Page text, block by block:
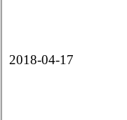
2018-04-17